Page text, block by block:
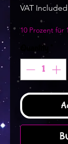
VAT Included
10 Prozent für
Quantity